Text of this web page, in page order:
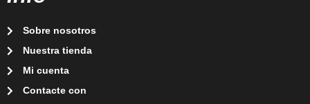
Sobre nosotros
Nuestra tienda
Mi cuenta
Contacte con